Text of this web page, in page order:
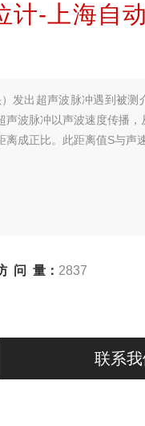
计-上海自
发出超声波脉冲遇到被测
波脉冲以声波速度传播，
成正比。此距离值S与声
问 量： 2837
联系我